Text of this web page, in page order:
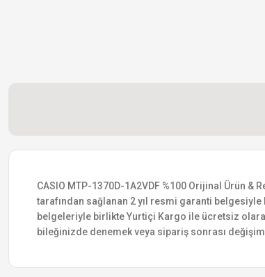
CASIO MTP-1370D-1A2VDF %100 Orijinal Ürün
tarafından sağlanan 2 yıl resmi garanti
belgeleriyle birlikte Yurtiçi Kargo ile ücretsiz
bileğinizde denemek veya sipariş sonrası